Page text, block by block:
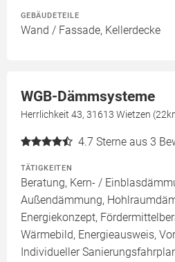
GEBÄUDETEILE
Wand / Fassade, Kellerdecke
WGB-Dämmsysteme
Herrlichkeit 43, 31613 Wietzen
4.7 Sterne aus 3
TÄTIGKEITEN
Beratung, Kern- /
Außendämmung,
Energiekonzept,
Wärmebild, Energieausweis,
Individueller